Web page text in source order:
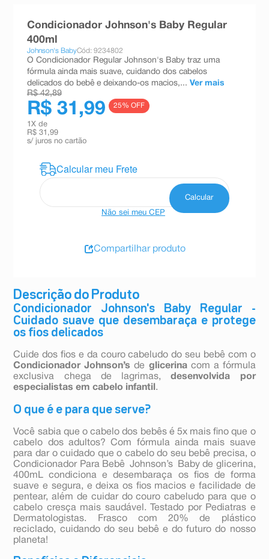
teste gravidez
10ºesmalte
Descrição do Produto
Condicionador Johnson's Baby Regular -
Cuidado suave que desembaraça e protege
os fios delicados
Cuide dos fios e da couro cabeludo do seu bebê com o
Condicionador Johnson’s de glicerina com a fórmula
exclusiva chega de lagrimas,desenvolvida por
especialistas em cabelo infantil .
O que é e para que serve?
Você sabia que o cabelo dos bebês é 5x mais fino que o
cabelo dos adultos? Com fórmula ainda mais suave
para dar o cuidado que o cabelo do seu bebê precisa, o
Condicionador Para Bebê Johnson’s Baby de glicerina,
400mL condiciona e desembaraça os fios de forma
suave e segura, e deixa os fios macios e facilidade de
pentear, além de cuidar do couro cabeludo para que o
cabelo cresça mais saudável. Testado por Pediatras e
Dermatologistas. Frasco com 20% de plástico
reciclado, cuidando do seu bebê e do futuro do nosso
planeta!
Condicionador Johnson's Baby Regular
400ml
Johnson's BabyCód: 9234802
O Condicionador Regular Johnson's Baby traz uma
fórmula ainda mais suave, cuidando dos cabelos
delicados do bebê e deixando-os macios,... Ver mais
R$ 42,89
R$ 31,99 25% OFF
1 X de
R$ 31,99
s/ juros no cartão
Não sei meu CEP
Compartilhar produto